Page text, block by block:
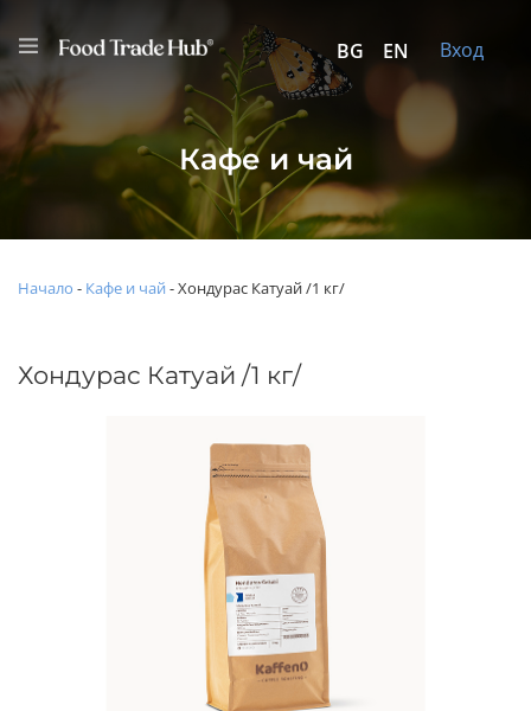
BG EN Вход
Кафе и чай
Начало - Кафе и чай -Хондурас Катуай /1 кг/
Хондурас Катуай /1 кг/